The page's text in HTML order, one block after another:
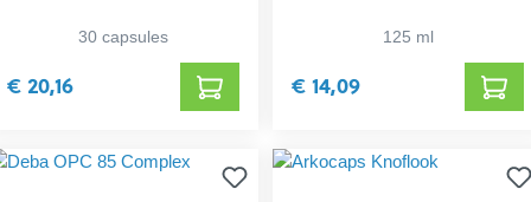
30 capsules
€ 20,16
125 ml
€ 14,09